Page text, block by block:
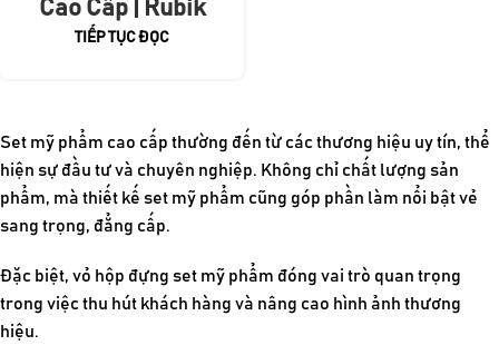
Cao Cấp | Rubik
TIẾP TỤC ĐỌC
Set mỹ phẩm cao cấp thường đến từ các thương hiệu uy tín, thể
hiện sự đầu tư và chuyên nghiệp. Không chỉ chất lượng sản
phẩm, mà thiết kế set mỹ phẩm cũng góp phần làm nổi bật vẻ
sang trọng, đẳng cấp.
Đặc biệt, vỏ hộp đựng set mỹ phẩm đóng vai trò quan trọng
trong việc thu hút khách hàng và nâng cao hình ảnh thương
hiệu.